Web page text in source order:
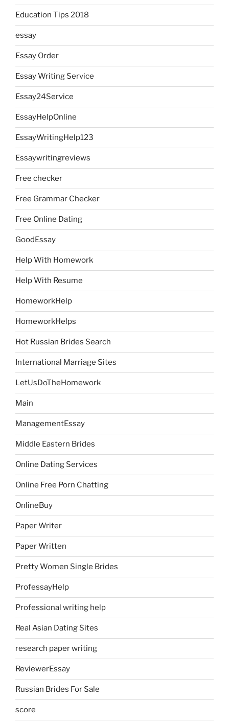
Education Tips 2018
essay
Essay Order
Essay Writing Service
Essay24Service
EssayHelpOnline
EssayWritingHelp123
Essaywritingreviews
Free checker
Free Grammar Checker
Free Online Dating
GoodEssay
Help With Homework
Help With Resume
HomeworkHelp
HomeworkHelps
Hot Russian Brides Search
International Marriage Sites
LetUsDoTheHomework
Main
ManagementEssay
Middle Eastern Brides
Online Dating Services
Online Free Porn Chatting
OnlineBuy
Paper Writer
Paper Written
Pretty Women Single Brides
ProfessayHelp
Professional writing help
Real Asian Dating Sites
research paper writing
ReviewerEssay
Russian Brides For Sale
score